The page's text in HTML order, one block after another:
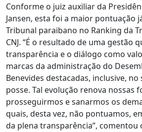
Conforme o juiz auxiliar da
Jansen, esta foi a maior pontuação
Tribunal paraibano no Ranking da
CNJ. “É o resultado de uma gestão
transparência e o diálogo como
marcas da administração do
Benevides destacadas, inclusive,
posse. Tal evolução renova nossas
prosseguirmos e sanarmos os
quais, desta vez, não pontuamos,
da plena transparência”, comentou